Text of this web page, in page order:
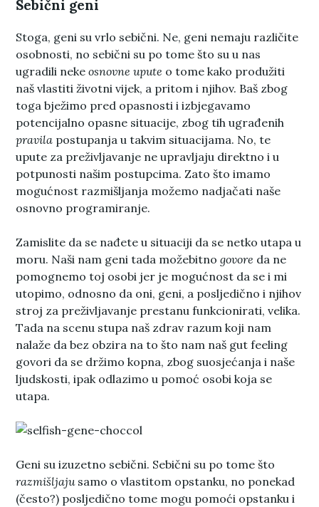
Sebični geni
Stoga, geni su vrlo sebični. Ne, geni nemaju različite
osobnosti, no sebični su po tome što su u nas
ugradili nekeosnovne upute o tome kako produžiti
naš vlastiti životni vijek, a pritom i njihov. Baš zbog
toga bježimo pred opasnosti i izbjegavamo
potencijalno opasne situacije, zbog tih ugrađenih
pravila postupanja u takvim situacijama. No, te
upute za preživljavanje ne upravljaju direktno i u
potpunosti našim postupcima. Zato što imamo
mogućnost razmišljanja možemo nadjačati naše
osnovno programiranje.
Zamislite da se nađete u situaciji da se netko utapa u
moru. Naši nam geni tada možebitnogovore da ne
pomognemo toj osobi jer je mogućnost da se i mi
utopimo, odnosno da oni, geni, a posljedično i njihov
stroj za preživljavanje prestanu funkcionirati, velika.
Tada na scenu stupa naš zdrav razum koji nam
nalaže da bez obzira na to što nam naš gut feeling
govori da se držimo kopna, zbog suosjećanja i naše
ljudskosti, ipak odlazimo u pomoć osobi koja se
utapa.
Geni su izuzetno sebični. Sebični su po tome što
razmišljajusamo o vlastitom opstanku, no ponekad
(često?) posljedično tome mogu pomoći opstanku i